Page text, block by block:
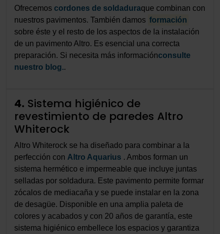
Ofrecemos cordones de soldaduraque combinan con
nuestros pavimentos. También damos formación
sobre éste y el resto de los aspectos de la instalación
de un pavimento Altro. Es esencial una correcta
preparación. Si necesita más informaciónconsulte
nuestro blog..
4. Sistema higiénico de
revestimiento de paredes Altro
Whiterock
Altro Whiterock se ha diseñado para combinar a la
perfección con Altro Aquarius . Ambos forman un
sistema hermético e impermeable que incluye juntas
selladas por soldadura. Este pavimento permite formar
zócalos de mediacaña y se puede instalar en la zona
de desagüe. Disponible en una amplia paleta de
colores y acabados y con 20 años de garantía, este
sistema higiénico embellece los espacios y garantiza